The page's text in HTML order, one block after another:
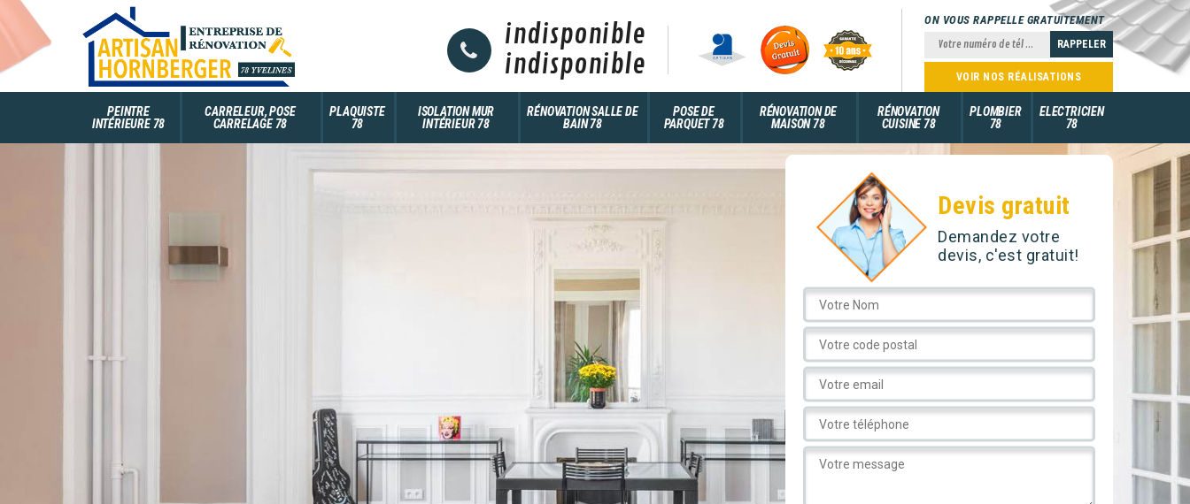
indisponible
indisponible
ON VOUS RAPPELLE GRATUITEMENT
VOIR NOS RÉALISATIONS
PEINTRE
INTÉRIEURE 78
CARRELEUR, POSE
CARRELAGE 78
PLAQUISTE
78
ISOLATION MUR
INTÉRIEUR 78
RÉNOVATION SALLE DE
BAIN 78
POSE DE
PARQUET 78
RÉNOVATION DE
MAISON 78
RÉNOVATION
CUISINE 78
PLOMBIER
78
ELECTRICIEN
78
Devis gratuit
Demandez votre
devis, c'est gratuit!